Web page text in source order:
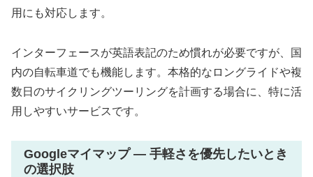
用にも対応します。
インターフェースが英語表記のため慣れが必要ですが、国
内の自転車道でも機能します。本格的なロングライドや複
数日のサイクリングツーリングを計画する場合に、特に活
用しやすいサービスです。
Googleマイマップ — 手軽さを優先したいとき
の選択肢